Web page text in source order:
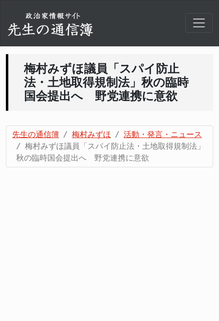
梅村みずほ議員「スパイ防止
法・土地取得規制法」秋の臨時
国会提出へ 野党連携に意欲
先生の通信簿 梅村みずほ
活動・発言・ニュース
梅村みずほ議員「スパイ防止法・土地取得規制法」
秋の臨時国会提出へ 野党連携に意欲